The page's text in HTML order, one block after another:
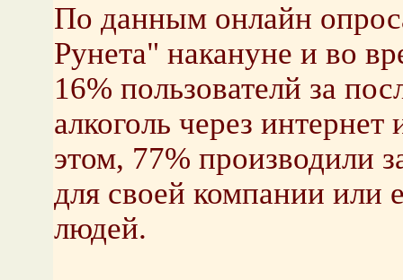
По данным онлайн
Рунета" накануне и во
16% пользователй за
алкоголь через
этом, 77% производили
для своей компании или
людей.